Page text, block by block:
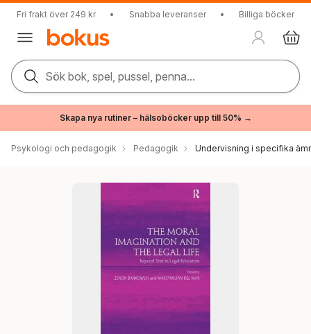
Fri frakt över 249 kr • Snabba leveranser • Billiga böcker
Sök bok, spel, pussel, penna...
Skapa nya rutiner – hälsoböcker upp till 50% →
Psykologi och pedagogik Pedagogik Undervisning i specifika